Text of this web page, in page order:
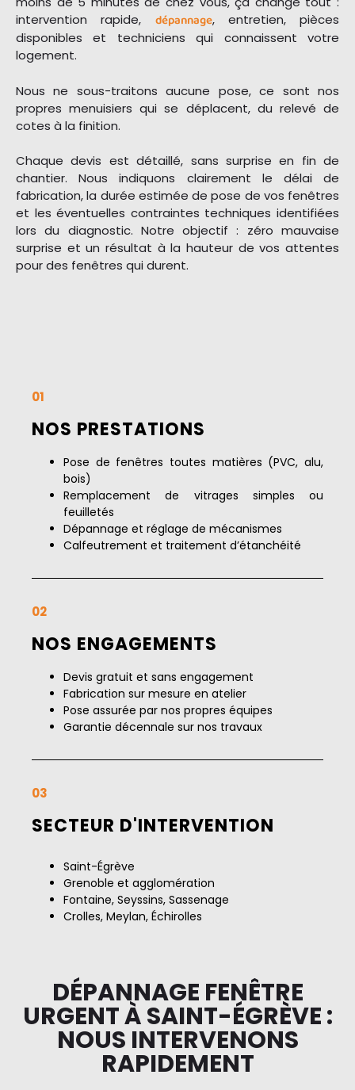
intervention rapide, dépannage, entretien, pièces
disponibles et techniciens qui connaissent votre
logement.
Nous ne sous-traitons aucune pose, ce sont nos
propres menuisiers qui se déplacent, du relevé de
cotes à la finition.
Chaque devis est détaillé, sans surprise en fin de
chantier. Nous indiquons clairement le délai de
fabrication, la durée estimée de pose de vos fenêtres
et les éventuelles contraintes techniques identifiées
lors du diagnostic. Notre objectif : zéro mauvaise
surprise et un résultat à la hauteur de vos attentes
pour des fenêtres qui durent.
01
NOS PRESTATIONS
Pose de fenêtres toutes matières (PVC, alu,
bois)
Remplacement de vitrages simples ou
feuilletés
Dépannage et réglage de mécanismes
Calfeutrement et traitement d’étanchéité
02
NOS ENGAGEMENTS
Devis gratuit et sans engagement
Fabrication sur mesure en atelier
Pose assurée par nos propres équipes
Garantie décennale sur nos travaux
03
SECTEUR D'INTERVENTION
Saint-Égrève
Grenoble et agglomération
Fontaine, Seyssins, Sassenage
Crolles, Meylan, Échirolles
DÉPANNAGE FENÊTRE
URGENT À SAINT-ÉGRÈVE :
NOUS INTERVENONS
RAPIDEMENT